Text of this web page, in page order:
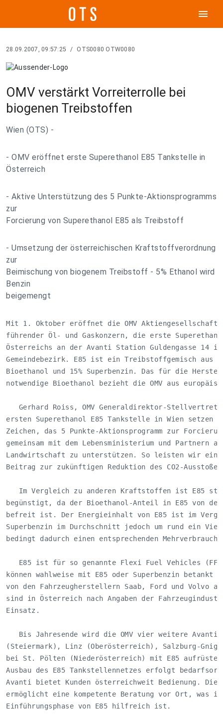
menu
28.09.2007, 09:57:25 / OTS0080 OTW0080
OMV verstärkt Vorreiterrolle bei
biogenen Treibstoffen
Wien (OTS) -
- OMV eröffnet erste Superethanol E85 Tankstelle in
Österreich
- Aktive Unterstützung des 5 Punkte-Aktionsprogramms
zur
Forcierung von Superethanol E85 als Treibstoff
- Umsetzung der österreichischen Kraftstoffverordnung
zur
Beimischung von biogenem Treibstoff - 5% Ethanol wird
Benzin
beigemengt
Mit 1. Oktober eröffnet die OMV
führender Öl- und Gaskonzern, die erste
Österreichs an der Avanti Station Guldengasse 14
Gemeindebezirk. E85 ist ein Treibstoffgemisch aus
Bioethanol und 15% Superbenzin. Das für die
notwendige Bioethanol bezieht die OMV aus
Gerhard Roiss, OMV Generaldirektor-
ersten Superethanol E85 Tankstelle in Wien setzen
Zeichen, das 5 Punkte-Aktionsprogramm zur
gemeinsam mit dem Lebensministerium und Partnern
Landwirtschaft zu unterstützen. So leisten wir
Beitrag zur zukünftigen Reduktion des CO2-
Im Vergleich zu anderen Kraftstoffen ist E85
begünstigt, da der Bioethanol-Anteil in E85 von
befreit ist. Der Energieinhalt von E85 ist im
Superbenzin im Durchschnitt jedoch um rund ein
bedingt dadurch einen entsprechenden Mehrverbrauch.
E85 ist für so genannte Flexi Fuel Vehicles
können wahlweise mit E85 oder Superbenzin betankt
von den Fahrzeugherstellern Saab, Ford und Volvo
sind in Österreich nach Angaben der
Einsatz.
Bis Jahresende wird die OMV vier weitere Avanti
(Steiermark), Linz (Oberösterreich), Salzburg-
bei St. Pölten (Niederösterreich) mit E85
Ausbau des E85 Tankstellennetzes erfolgt
Avanti bietet Kunden österreichweit Bedienung.
ermöglicht eine kompetente Beratung vor Ort, was
Einführungsphase von E85 hilfreich ist.